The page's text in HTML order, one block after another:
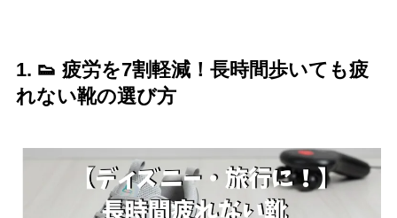
1. 👟 疲労を7割軽減！長時間歩いても疲
れない靴の選び方